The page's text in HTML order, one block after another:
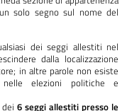
solo segno sul nome del
dei seggi allestiti nel
dalla localizzazione
in altre parole non esiste
elezioni politiche e
dei6 seggi allestiti presso le